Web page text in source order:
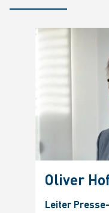
Oliver
Leiter